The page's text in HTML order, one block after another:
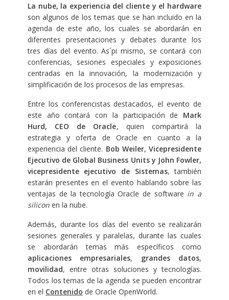
La nube, la experiencia del cliente y el hardware
son algunos de los temas que se han incluido en la
agenda de este año, los cuales se abordarán en
diferentes presentaciones y debates durante los
tres días del evento. As´pi mismo, se contará con
conferencias, sesiones especiales y exposiciones
centradas en la innovación, la modernización y
simplificación de los procesos de las empresas.
Entre los conferencistas destacados, el evento de
este año contará con la participación de Mark
Hurd, CEO de Oracle, quien compartirá la
estrategia y oferta de Oracle en cuanto a la
experiencia del cliente. Bob Weiler,Vicepresidente
Ejecutivo de Global Business Units y John Fowler,
vicepresidente ejecutivo de Sistemas, también
estarán presentes en el evento hablando sobre las
ventajas de la tecnología Oracle de software in a
siliconen la nube.
Además, durante los días del evento se realizarán
sesiones generales y paralelas, durante las cuales
se abordarán temas más específicos como
aplicaciones empresariales, grandes datos,
movilidad, entre otras soluciones y tecnologías.
Todos los temas de la agenda se pueden encontrar
en el Contenido de Oracle OpenWorld.